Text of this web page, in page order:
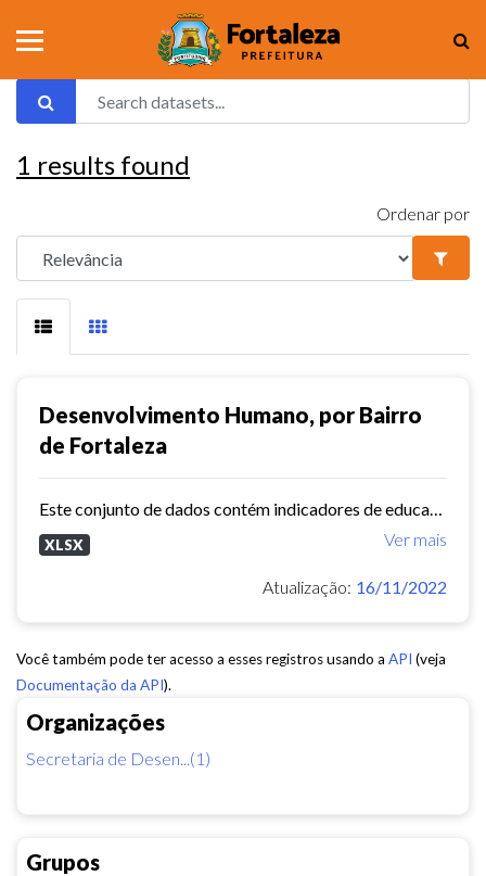
Organizações
Secretaria de Desen...(1)
Grupos
1 results found
Ordenar por
Desenvolvimento Humano, por Bairro
de Fortaleza
Ver mais
XLSX
Atualização: 16/11/2022
Você também pode ter acesso a esses registros usando a API (veja
Documentação da API).